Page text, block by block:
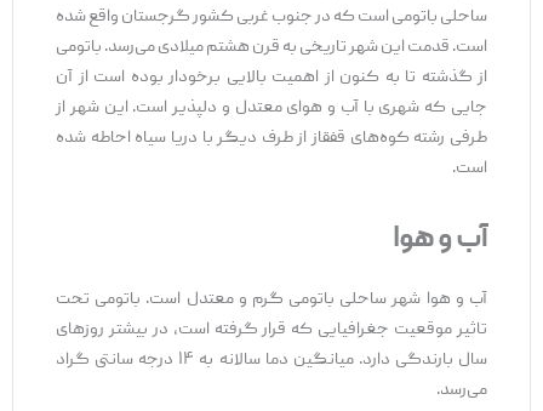
ساحلی باتومی است که در جنوب غربی کشور گرجستان واقع شده
است. قدمت این شهر تاریخی به قرن هشتم میلادی می‌رسد. باتومی
از گذشته تا به کنون از اهمیت بالایی برخودار بوده است از آن
جایی که شهری با آب و هوای معتدل و دلپذیر است. این شهر از
طرفی رشته کوه‌های قفقاز از طرف دیگر با دریا سیاه احاطه شده
است.
آب و هوا
آب و هوا شهر ساحلی باتومی گرم و معتدل است. باتومی تحت
تاثیر موقعیت جغرافیایی که قرار گرفته است، در بیشتر روزهای
سال بارندگی دارد. میانگین دما سالانه به ۱۴ درجه سانتی گراد
می‌رسد.